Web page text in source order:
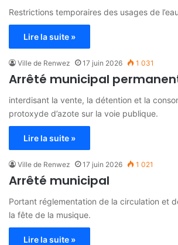
Restrictions temporaires des usages de
Lire la suite »
Ville de Renwez 17 juin 2026 1 031
Arrêté municipal
interdisant la vente, la détention et la
protoxyde d’azote sur la voie publique.
Lire la suite »
Ville de Renwez 17 juin 2026 1 021
Arrêté municipal
Portant réglementation de la circulation et
la fête de la musique.
Lire la suite »